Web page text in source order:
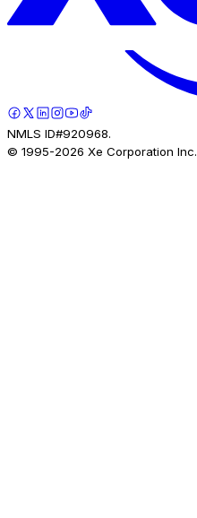
NMLS ID#920968.
© 1995-2026 Xe Corporation Inc.